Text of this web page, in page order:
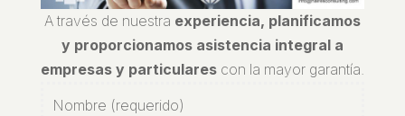
A través de nuestra experiencia, planificamos
y proporcionamos asistencia integral a
empresas y particularescon la mayor garantía.
Nombre (requerido)